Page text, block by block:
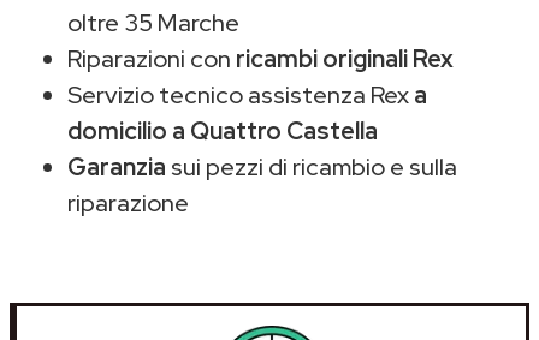
oltre 35 Marche
Riparazioni con ricambi originali Rex
Servizio tecnico assistenza Rexa
domicilio a Quattro Castella
Garanzia sui pezzi di ricambio e sulla
riparazione